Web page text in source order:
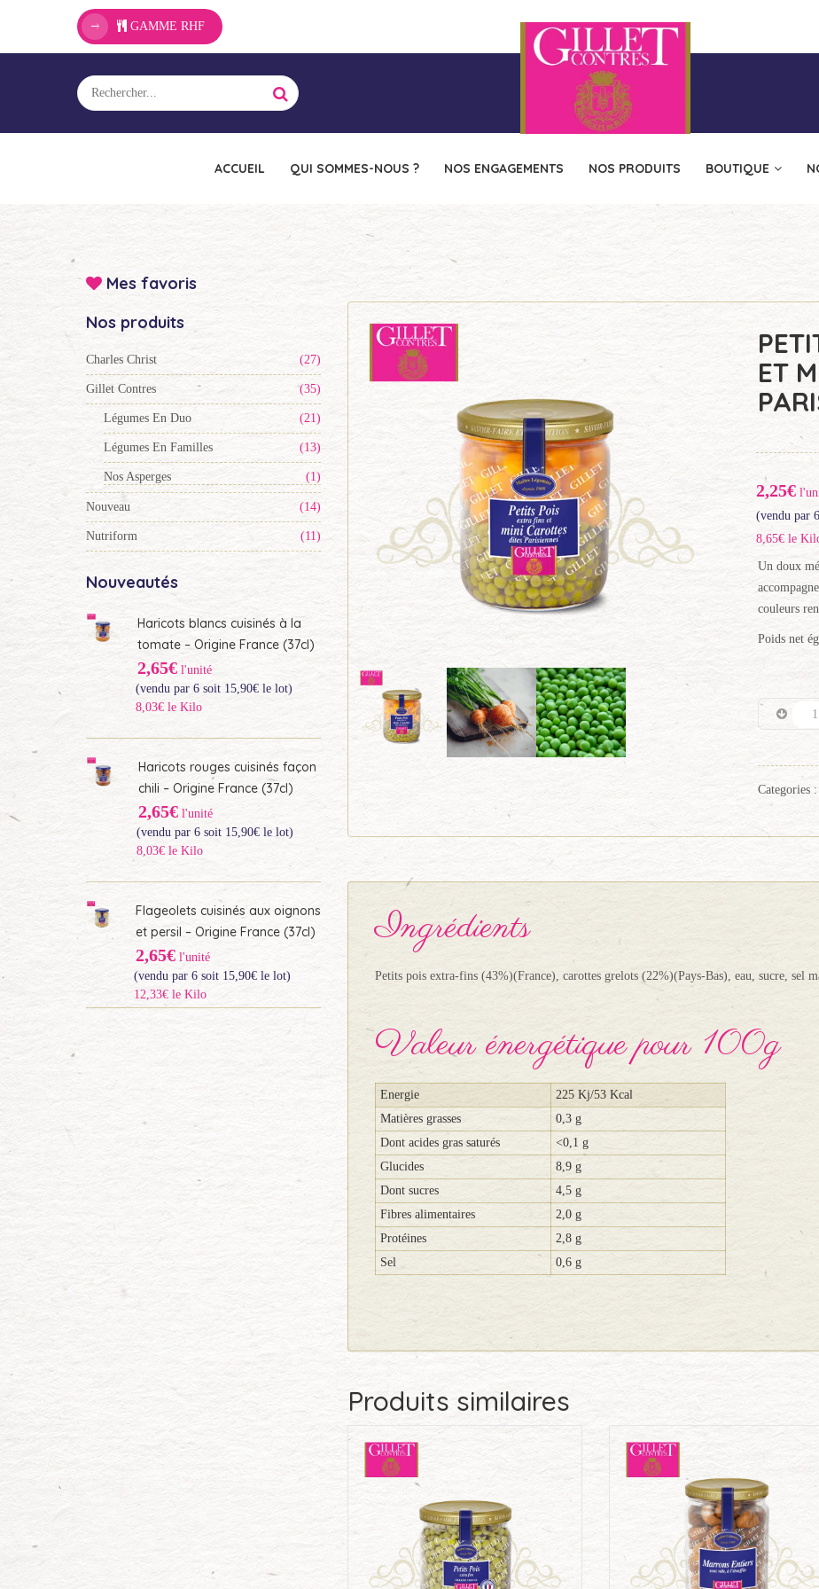
GAMME RHF
ACCUEIL QUI SOMMES-NOUS ? NOS ENGAGEMENTS NOS PRODUITS BOUTIQUE
Mes favoris
Nos produits
Charles Christ (27)
Gillet Contres (35)
Légumes En Duo (21)
Légumes En Familles (13)
Nos Asperges (1)
Nouveau (14)
Nutriform (11)
Nouveautés
Haricots blancs cuisinés à la
tomate – Origine France (37cl)
2,65€ l'unité
(vendu par 6 soit 15,90€ le lot)
8,03€ le Kilo
Haricots rouges cuisinés façon
chili – Origine France (37cl)
2,65€ l'unité
(vendu par 6 soit 15,90€ le lot)
8,03€ le Kilo
Flageolets cuisinés aux oignons
et persil – Origine France (37cl)
2,65€ l'unité
(vendu par 6 soit 15,90€ le lot)
12,33€ le Kilo
ET
2,25€
(vendu par
8,65€ le
Un doux
couleurs
Poids net
Categories :
Ingrédients
Petits pois extra-fins (43%)(France), carottes grelots (22%)(Pays-Bas), eau, sucre, sel
Valeur énergétique pour 100g
Energie
225 Kj/53 Kcal
Matières grasses
0,3 g
Dont acides gras saturés
<0,1 g
Glucides
8,9 g
Dont sucres
4,5 g
Fibres alimentaires
2,0 g
Protéines
2,8 g
Sel
0,6 g
Produits similaires